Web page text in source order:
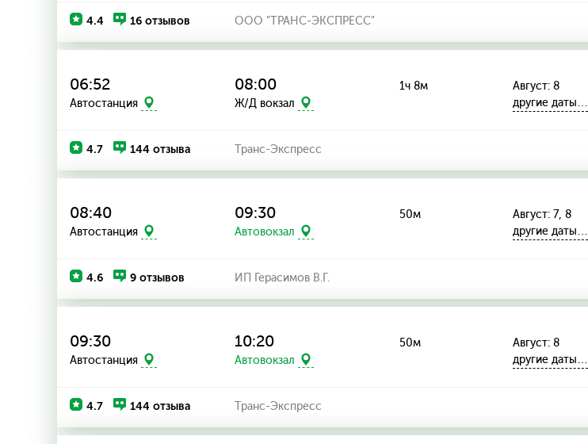
4.4 16 отзывов ООО "ТРАНС-ЭКСПРЕСС"
06:52
Автостанция
08:00
Ж/Д вокзал
1ч 8м
Август: 8
другие даты…
4.7 144 отзыва Транс-Экспресс
08:40
Автостанция
09:30
Автовокзал
50м
Август: 7, 8
другие даты…
4.6 9 отзывов ИП Герасимов В.Г.
09:30
Автостанция
10:20
Автовокзал
50м
Август: 8
другие даты…
4.7 144 отзыва Транс-Экспресс